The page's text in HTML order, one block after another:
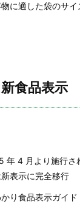
物に適した袋のサ
食品表示
年 4 月より施行さ
表示に完全移行
り食品表示ガイド